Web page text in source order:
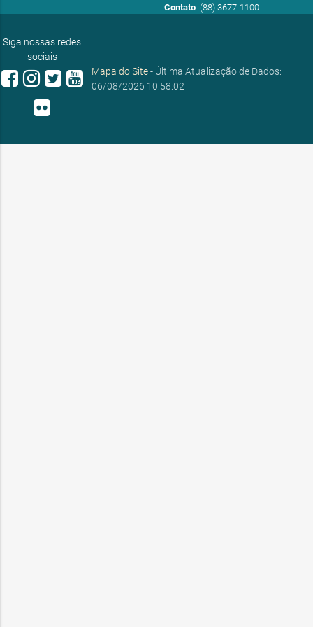
Contato: (88) 3677-1100
Siga nossas redes
sociais
Mapa do Site- Última Atualização de Dados:
06/08/2026 10:58:02